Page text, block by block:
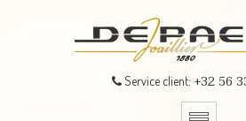
Service client: +32 56